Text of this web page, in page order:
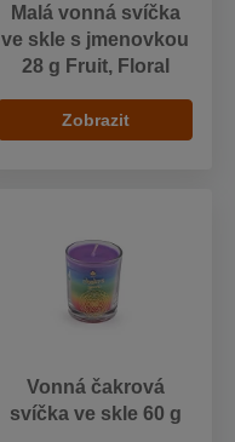
Malá vonná svíčka
ve skle s jmenovkou
28 g Fruit, Floral
Zobrazit
Vonná čakrová
svíčka ve skle 60 g